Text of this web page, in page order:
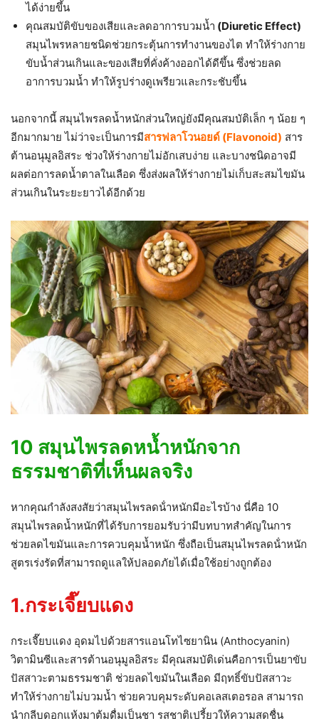
ได้ง่ายขึ้น
คุณสมบัติขับของเสียและลดอาการบวมน้ำ (Diuretic Effect)
สมุนไพรหลายชนิดช่วยกระตุ้นการทำงานของไต ทำให้ร่างกาย
ขับน้ำส่วนเกินและของเสียที่คั่งค้างออกได้ดีขึ้น ซึ่งช่วยลด
อาการบวมน้ำ ทำให้รูปร่างดูเพรียวและกระชับขึ้น
นอกจากนี้ สมุนไพรลดน้ำหนักส่วนใหญ่ยังมีคุณสมบัติเล็ก ๆ น้อย ๆ
อีกมากมาย ไม่ว่าจะเป็นการมีสารฟลาโวนอยด์ (Flavonoid) สาร
ต้านอนุมูลอิสระ ช่วงให้ร่างกายไม่อักเสบง่าย และบางชนิดอาจมี
ผลต่อการลดน้ำตาลในเลือด ซึ่งส่งผลให้ร่างกายไม่เก็บสะสมไขมัน
ส่วนเกินในระยะยาวได้อีกด้วย
10 สมุนไพรลดหน้ำหนักจาก
ธรรมชาติที่เห็นผลจริง
หากคุณกำลังสงสัยว่าสมุนไพรลดน้ําหนักมีอะไรบ้าง นี่คือ 10
สมุนไพรลดน้ำหนักที่ได้รับการยอมรับว่ามีบทบาทสำคัญในการ
ช่วยลดไขมันและการควบคุมน้ำหนัก ซึ่งถือเป็นสมุนไพรลดน้ําหนัก
สูตรเร่งรัดที่สามารถดูแลให้ปลอดภัยได้เมื่อใช้อย่างถูกต้อง
1.กระเจี๊ยบแดง
กระเจี๊ยบแดง อุดมไปด้วยสารแอนโทไซยานิน (Anthocyanin)
วิตามินซีและสารต้านอนุมูลอิสระ มีคุณสมบัติเด่นคือการเป็นยาขับ
ปัสสาวะตามธรรมชาติ ช่วยลดไขมันในเลือด มีฤทธิ์ขับปัสสาวะ
ทำให้ร่างกายไม่บวมน้ำ ช่วยควบคุมระดับคอเลสเตอรอล สามารถ
นำกลีบดอกแห้งมาต้มดื่มเป็นชา รสชาติเปรี้ยวให้ความสดชื่น